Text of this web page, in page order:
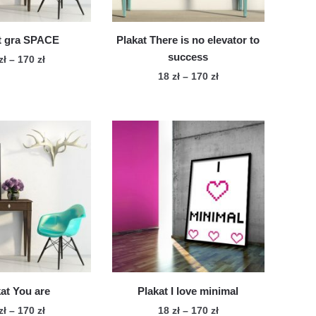
produktu
stronie
produktu
gra SPACE
– 170złZakres
170 zł
ma
wiele
wariantów.
można
wybrać
na
stronie
produktu
Plakat There is no elevator to
success
18 zł – 170 złZakres
18 zł
do
170 zł
produkt
ma
wiele
wariantów.
Opcje
można
wybrać
na
stronie
You are
– 170złZakres
Plakat I love minimal
18 zł – 170 złZakres